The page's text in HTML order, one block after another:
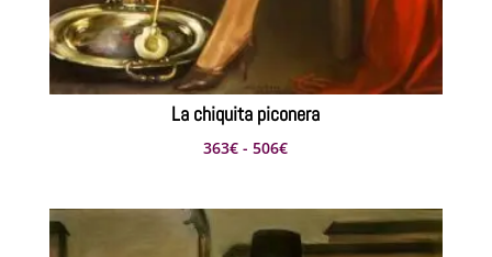
La chiquita piconera
363€ - 506€Rango
precios:
desde